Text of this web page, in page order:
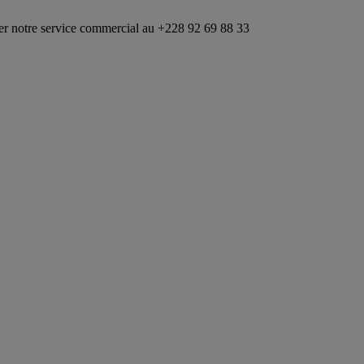
commercial au +228 92 69 88 33